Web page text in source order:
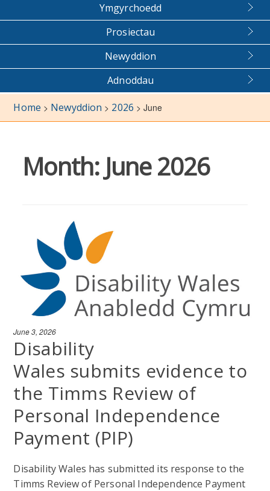
Ymgyrchoedd
Prosiectau
Newyddion
Adnoddau
Home > Newyddion > 2026 >June
Month: June 2026
June 3, 2026
Disability
Wales submits evidence to
the Timms Review of
Personal Independence
Payment (PIP)
Disability Wales has submitted its response to the
Timms Review of Personal Independence Payment